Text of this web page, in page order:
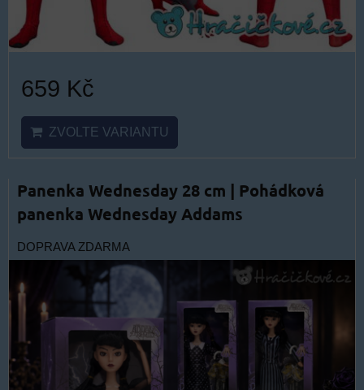
659 Kč
ZVOLTE VARIANTU
Panenka Wednesday 28 cm | Pohádková
panenka Wednesday Addams
DOPRAVA ZDARMA